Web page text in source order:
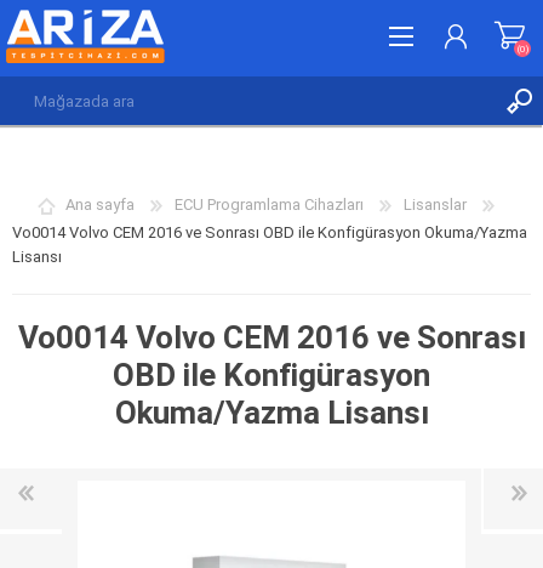
İSTEK LISTESI (0)
(0)
Ana sayfa ECU Programlama Cihazları
Lisanslar
Vo0014 Volvo CEM 2016 ve Sonrası OBD ile Konfigürasyon Okuma/Yazma
Lisansı
Vo0014 Volvo CEM 2016 ve Sonrası
OBD ile Konfigürasyon
Okuma/Yazma Lisansı